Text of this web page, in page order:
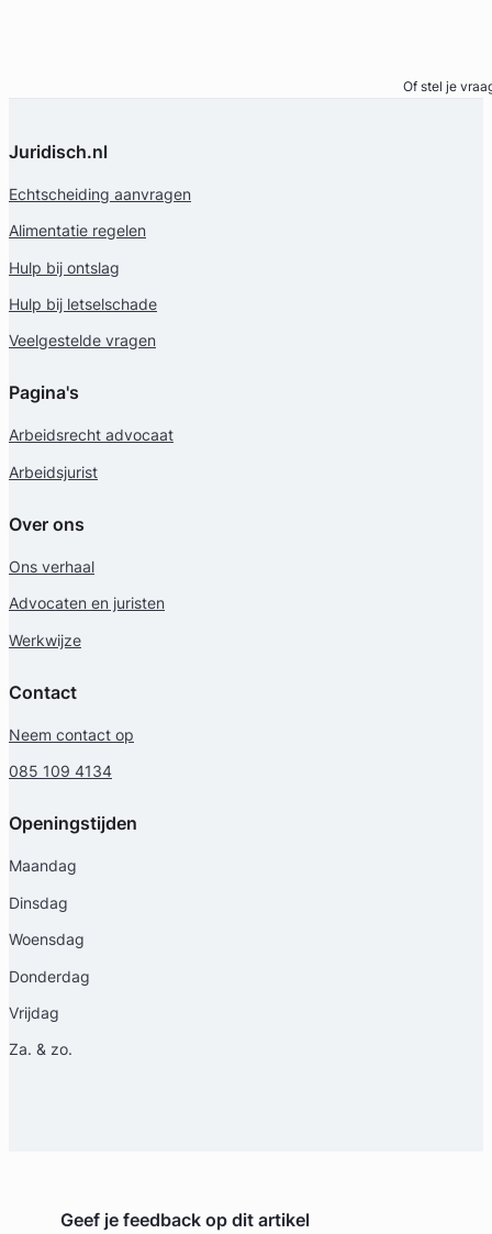
Of stel je
Juridisch.nl
Echtscheiding aanvragen
Alimentatie regelen
Hulp bij ontslag
Hulp bij letselschade
Veelgestelde vragen
Pagina's
Arbeidsrecht advocaat
Arbeidsjurist
Over ons
Ons verhaal
Advocaten en juristen
Werkwijze
Contact
Neem contact op
085 109 4134
Openingstijden
Maandag
Dinsdag
Woensdag
Donderdag
Vrijdag
Za. & zo.
Geef je feedback op dit artikel